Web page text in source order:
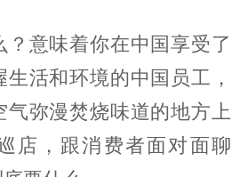
？意味着你在中国享受了
活和环境的中国员工，
气弥漫焚烧味道的地方上
店，跟消费者面对面聊